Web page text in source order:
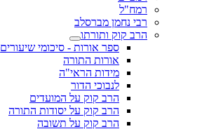
רמח"ל
רבי נחמן מברסלב
הרב קוק ותורתו
ספר אורות - סיכומי שיעורים
אורות התורה
מידות הראי"ה
לנבוכי הדור
הרב קוק על המועדים
הרב קוק על יסודות התורה
הרב קוק על תשובה